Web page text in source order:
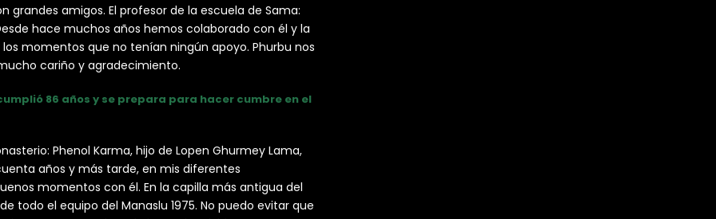
amigos. El profesor de la escuela de Sama:
hace muchos años hemos colaborado con él y la
momentos que no tenían ningún apoyo. Phurbu nos
cariño y agradecimiento.
86 años y se prepara para hacer cumbre en el
Phenol Karma, hijo de Lopen Ghurmey Lama,
años y más tarde, en mis diferentes
momentos con él. En la capilla más antigua del
todo el equipo del Manaslu 1975. No puedo evitar que